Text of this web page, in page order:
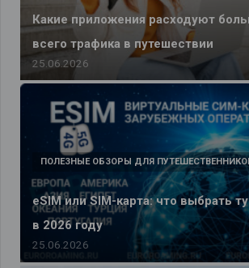
Какие приложения расходуют
всего трафика в путешествии
25.06.2026
eSIM или SIM-карта: что выбрать
в 2026 году
ПОЛЕЗНЫЕ ОБЗОРЫ ДЛЯ
25.06.2026